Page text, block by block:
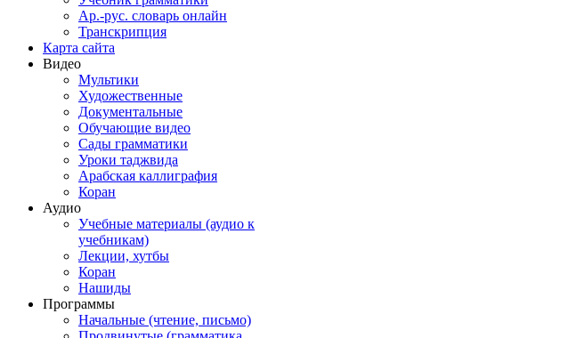
Ар.-рус. словарь онлайн
Транскрипция
Карта сайта
Видео
Мультики
Художественные
Документальные
Обучающие видео
Сады грамматики
Уроки таджвида
Арабская каллиграфия
Коран
Аудио
Учебные материалы (аудио к
учебникам)
Лекции, хутбы
Коран
Нашиды
Программы
Начальные (чтение, письмо)